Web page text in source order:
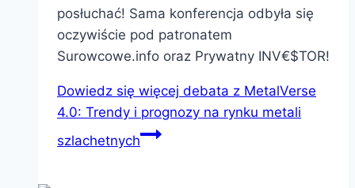
posłuchać! Sama konferencja odbyła się
oczywiście pod patronatem
Surowcowe.info oraz Prywatny INV€$TOR!
Dowiedz się więcej debata z MetalVerse
4.0: Trendy i prognozy na rynku metali
szlachetnych